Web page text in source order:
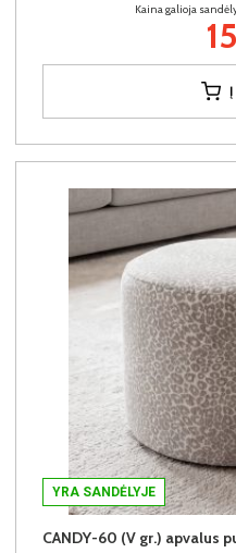
Kaina galioja
YRA SANDĖLYJE
CANDY-60 (V gr.) apvalus